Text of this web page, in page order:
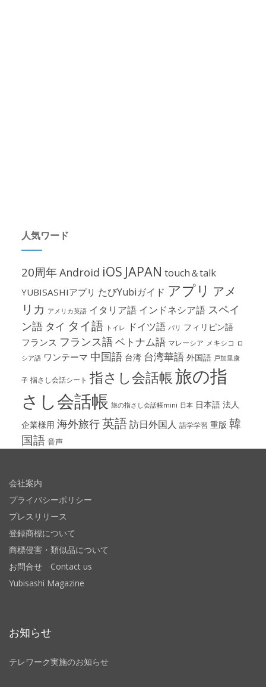
人気ワード
20周年Android iOS JAPAN touch＆talk
YUBISASHIアプリ たびYubiガイド アプリ アメ
リカ アメリカ英語 イタリア語 インドネシア語 スペイ
ン語 タイ タイ語 トイレ ドイツ語 パリ フィリピン語
フランス フランス語ベトナム語 マレーシア メキシコ ロ
シア語 ワンテーマ 中国語 台湾 台湾華語 外国語 戸加里康
子 指さし会話シート 指さし会話帳旅の指
さし会話帳 旅の指さし会話帳mini 日本 日本語 法人
企業様用 海外旅行英語訪日外国人 語学学習 重版 韓
国語 音声
会社案内
プライバシーポリシー
プレスリリース
登録商標について
商標侵害・類似品について
お問合せ Contact us
Yubisashi Magazine
お知らせ
テレワーク実施のお知らせ